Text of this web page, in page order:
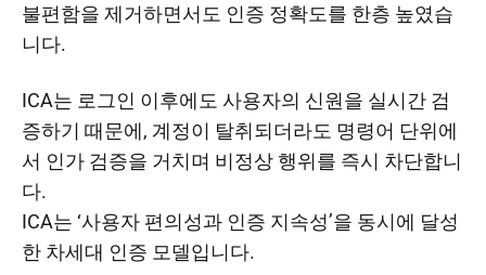
불편함을 제거하면서도 인증 정확도를 한층 높였습
니다.
ICA는 로그인 이후에도 사용자의 신원을 실시간 검
증하기 때문에, 계정이 탈취되더라도 명령어 단위에
서 인가 검증을 거치며 비정상 행위를 즉시 차단합니
다.
ICA는 ‘사용자 편의성과 인증 지속성’을 동시에 달성
한 차세대 인증 모델입니다.